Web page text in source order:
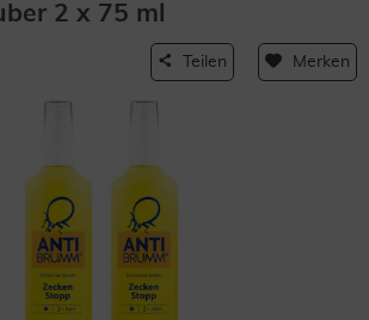
2 x 75 ml
Teilen Merken